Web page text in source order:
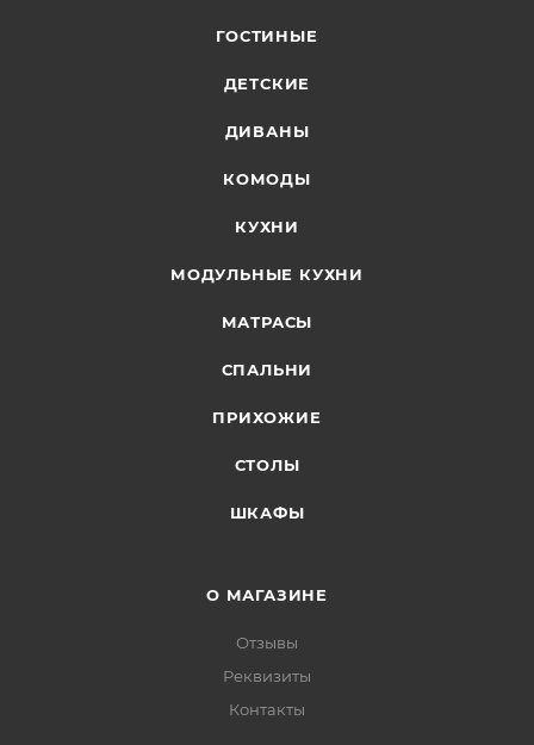
ГОСТИНЫЕ
ДЕТСКИЕ
ДИВАНЫ
КОМОДЫ
КУХНИ
МОДУЛЬНЫЕ КУХНИ
МАТРАСЫ
СПАЛЬНИ
ПРИХОЖИЕ
СТОЛЫ
ШКАФЫ
О МАГАЗИНЕ
Отзывы
Реквизиты
Контакты